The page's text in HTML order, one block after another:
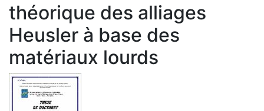
théorique des alliages
Heusler à base des
matériaux lourds